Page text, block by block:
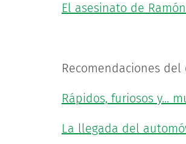
El asesinato de
Recomendaciones del
Rápidos, furiosos y...
La llegada del